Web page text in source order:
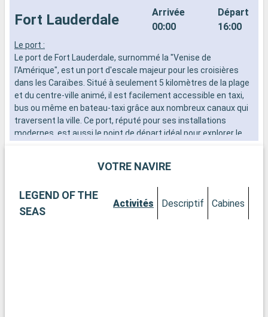
Fort Lauderdale
Arrivée
00:00
Départ
16:00
Le port :
Le port de Fort Lauderdale, surnommé la "Venise de
l'Amérique", est un port d'escale majeur pour les croisières
dans les Caraïbes. Situé à seulement 5 kilomètres de la plage
et du centre-ville animé, il est facilement accessible en taxi,
bus ou même en bateau-taxi grâce aux nombreux canaux qui
traversent la ville. Ce port, réputé pour ses installations
modernes, est aussi le point de départ idéal pour explorer le
Que visiter à Fort Lauderdale ?
ses eaux turquoise. La promenade de Las Olas Boulevard,
avec ses boutiques, ses galeries d'art et ses restaurants,
offre une expérience de shopping et de détente
VOTRE NAVIRE
LEGEND OF THE
SEAS
Activités Descriptif Cabines